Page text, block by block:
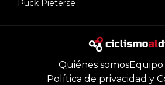
Puck Pieterse
Quiénes somosEquipo
Política de privacidad y